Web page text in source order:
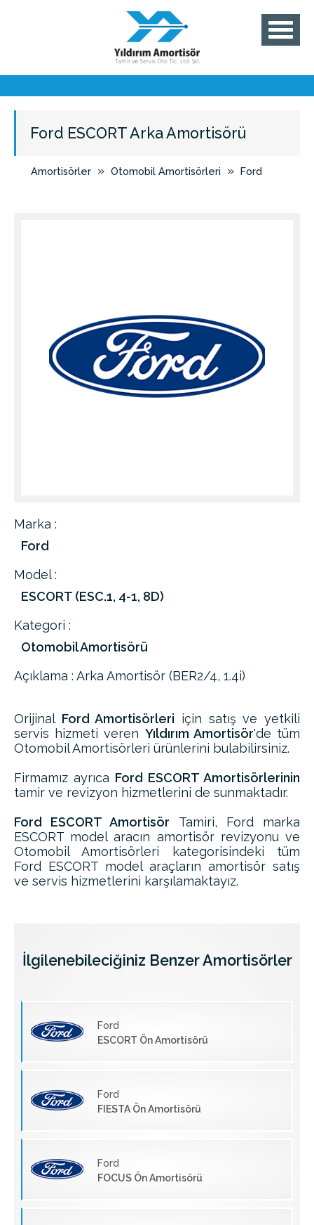
Ford ESCORT Arka Amortisörü
Amortisörler » Otomobil Amortisörleri » Ford
Marka :
Ford
Model :
ESCORT (ESC.1, 4-1, 8D)
Kategori :
Otomobil Amortisörü
Açıklama : Arka Amortisör (BER2/4, 1.4i)
Orijinal Ford Amortisörleri için satış ve yetkili
servis hizmeti veren Yıldırım Amortisör'de tüm
Otomobil Amortisörleri ürünlerini bulabilirsiniz.
Firmamız ayrıca Ford ESCORT Amortisörlerinin
tamir ve revizyon hizmetlerini de sunmaktadır.
Ford ESCORT Amortisör Tamiri, Ford marka
ESCORT model aracın amortisör revizyonu ve
Otomobil Amortisörleri kategorisindeki tüm
Ford ESCORT model araçların amortisör satış
ve servis hizmetlerini karşılamaktayız.
İlgilenebileciğiniz Benzer Amortisörler
Ford
ESCORT Ön Amortisörü
Ford
FIESTA Ön Amortisörü
Ford
FOCUS Ön Amortisörü